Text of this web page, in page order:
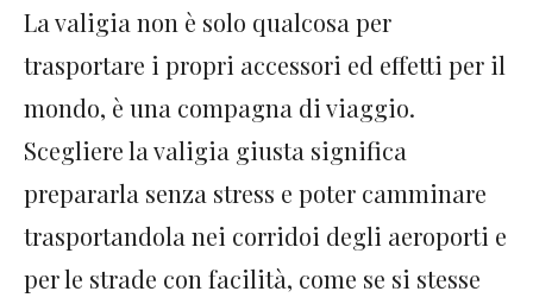
La valigia non è solo qualcosa per
trasportare i propri accessori ed effetti per il
mondo, è una compagna di viaggio.
Scegliere la valigia giusta significa
prepararla senza stress e poter camminare
trasportandola nei corridoi degli aeroporti e
per le strade con facilità, come se si stesse